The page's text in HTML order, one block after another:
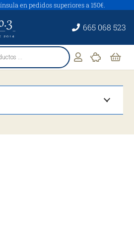
en pedidos superiores a 150€.
665 068 523